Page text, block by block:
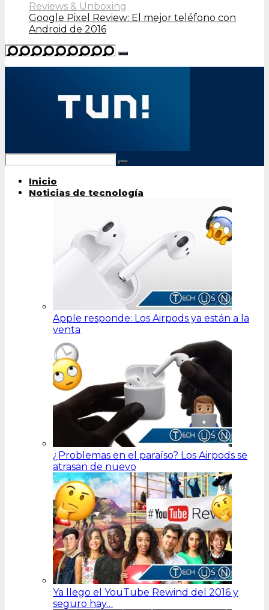
Reviews & Unboxing
Google Pixel Review: El mejor teléfono con
Android de 2016
Inicio
Noticias de tecnología
Apple responde: Los Airpods ya están a la
venta
¿Problemas en el paraíso? Los Airpods se
atrasan de nuevo
Ya llego el YouTube Rewind del 2016 y
seguro hay…